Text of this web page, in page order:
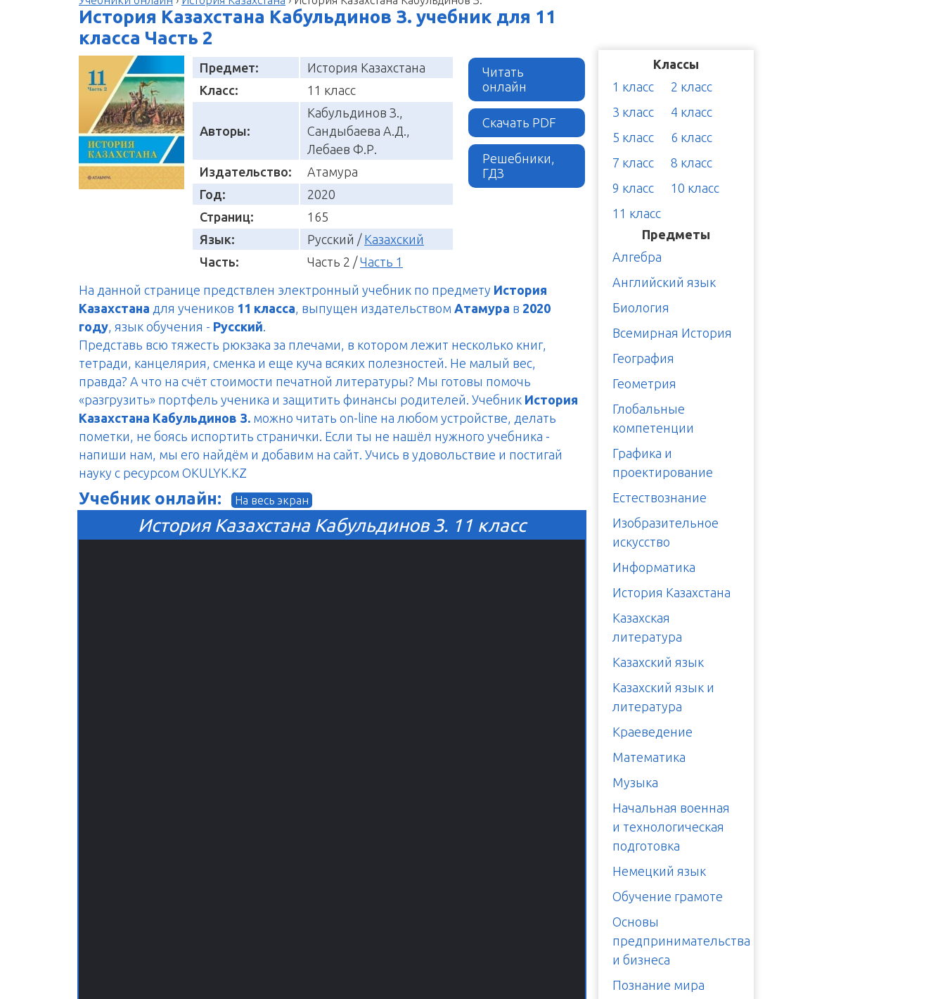
История Казахстана Кабульдинов З. учебник для 11
класса Часть 2
Предмет:
История Казахстана
Класс:
11 класс
Авторы:
Кабульдинов З.,
Сандыбаева А.Д.,
Лебаев Ф.Р.
Издательство:
Атамура
Год:
2020
Страниц:
165
Язык:
Русский / Казахский
Часть:
Часть 2 /Часть 1
Читать
онлайн
Скачать PDF
Решебники,
ГДЗ
На данной странице предствлен электронный учебник по предмету История
Казахстана для учеников 11 класса , выпущен издательством Атамура в 2020
году , язык обучения - Русский
Представь всю тяжесть рюкзака за плечами, в котором лежит несколько книг,
тетради, канцелярия, сменка и еще куча всяких полезностей. Не малый вес,
правда? А что на счёт стоимости печатной литературы? Мы готовы помочь
«разгрузить» портфель ученика и защитить финансы родителей. Учебник История
Казахстана Кабульдинов З. можно читать on-line на любом устройстве, делать
пометки, не боясь испортить странички. Если ты не нашёл нужного учебника -
напиши нам, мы его найдём и добавим на сайт. Учись в удовольствие и постигай
науку с ресурсом OKULYK.KZ
Учебник онлайн: На весь экран
История Казахстана Кабульдинов З. 11 класс
Классы
1 класс
2 класс
3 класс
4 класс
5 класс
6 класс
7 класс
8 класс
9 класс
10 класс
11 класс
Предметы
Алгебра
Английский язык
Биология
Всемирная История
География
Геометрия
Глобальные
компетенции
Графика и
проектирование
Естествознание
Изобразительное
искусство
Информатика
История Казахстана
Казахская
литература
Казахский язык
Казахский язык и
литература
Краеведение
Математика
Музыка
Начальная военная
и технологическая
подготовка
Немецкий язык
Обучение грамоте
Основы
предпринимательства
и бизнеса
Познание мира